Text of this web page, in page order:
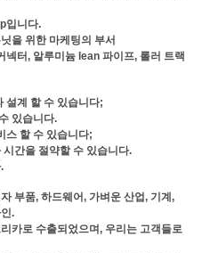
입니다.
을 위한 마케팅의 부서
터, 알루미늄 lean 파이프, 롤러 트랙
설계 할 수 있습니다;
있습니다.
스 할 수 있습니다;
간을 절약할 수 있습니다.
부품, 하드웨어, 가벼운 산업, 기계,
.
카로 수출되었으며, 우리는 고객들로